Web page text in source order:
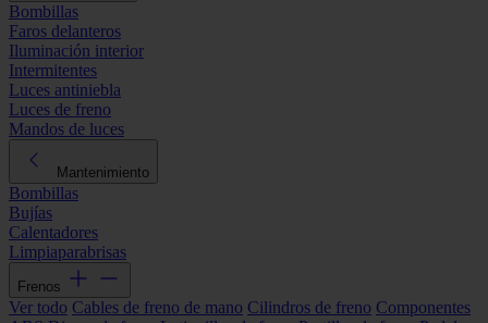
Bombillas
Faros delanteros
Iluminación interior
Intermitentes
Luces antiniebla
Luces de freno
Mandos de luces
Mantenimiento
Bombillas
Bujías
Calentadores
Limpiaparabrisas
Frenos
Ver todo Cables de freno de mano Cilindros de freno Componentes